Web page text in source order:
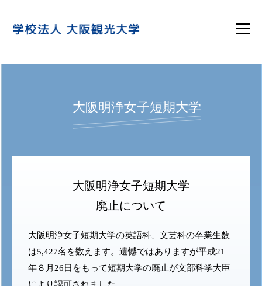
大阪明浄女子短期大学
大阪明浄女子短期大学
廃止について
大阪明浄女子短期大学の英語科、文芸科の卒業生数
は5,427名を数えます。遺憾ではありますが平成21
年８月26日をもって短期大学の廃止が文部科学大臣